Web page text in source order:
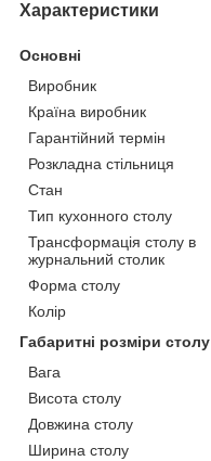
Характеристики
Основні
Виробник
Країна виробник
Гарантійний термін
Розкладна стільниця
Стан
Тип кухонного столу
Трансформація столу в
журнальний столик
Форма столу
Колір
Габаритні розміри столу
Вага
Висота столу
Довжина столу
Ширина столу